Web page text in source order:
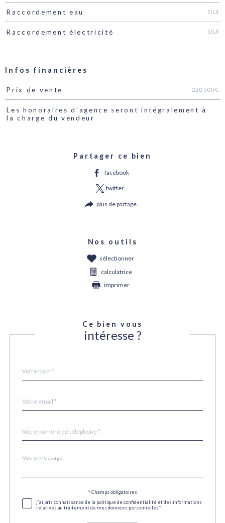
Raccordement eau OUI
Raccordement électricité OUI
Infos financières
Caractéristiques Valeurs
Prix de vente 220 500 €
Les honoraires d'agence seront intégralement à
la charge du vendeur
Partager ce bien
facebook
twitter
plus de partage
Nos outils
sélectionner
calculatrice
imprimer
Ce bien vous
intéresse ?
par
*
*
*
Fieldset
Message
*
* Champs obligatoires
j'ai pris connaissance de la politique de confidentialité et des informations
relatives au traitement de mes données personnelles*